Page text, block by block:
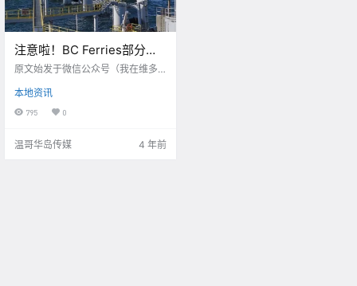
注意啦！BC Ferries部分航
线又要被取消了。。。UVic
领救济了！
原文始发于微信公众号（我在维多
不知道各位司机们 昨天有没有留意
到 维多利亚的油价再一次飙高！ vic
本地资讯
795 0
温哥华岛传媒 4 年前